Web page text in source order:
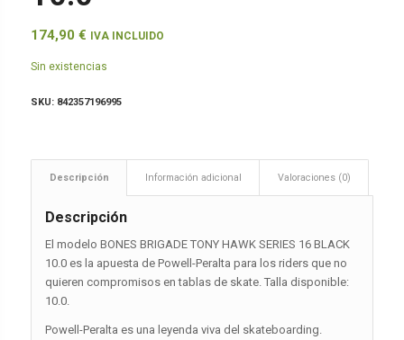
174,90 € IVA INCLUIDO
Sin existencias
SKU: 842357196995
Descripción Información adicional Valoraciones (0)
Descripción
El modelo BONES BRIGADE TONY HAWK SERIES 16 BLACK
10.0 es la apuesta de Powell-Peralta para los riders que no
quieren compromisos en tablas de skate. Talla disponible:
10.0.
Powell-Peralta es una leyenda viva del skateboarding.